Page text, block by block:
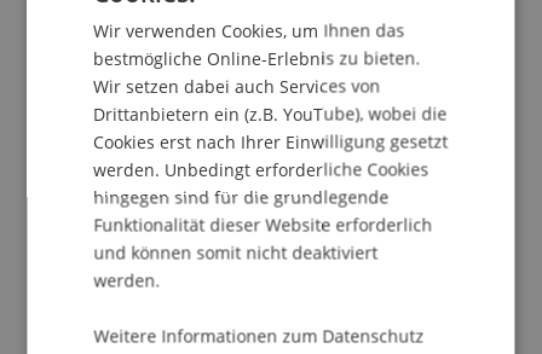
Rechtsanwaltskammer für Kärnten und der
Universität Klagenfurt (online), Klagenfurt.
Publikationsart
Wissenschaftlicher Vortrag
Prof. Dr. Bernhard Burtscher
Wir verwenden Cookies, um Ihnen das
bestmögliche Online-Erlebnis zu bieten.
Wir setzen dabei auch Services von
Drittanbietern ein (z.B. YouTube), wobei die
Cookies erst nach Ihrer Einwilligung gesetzt
werden. Unbedingt erforderliche Cookies
hingegen sind für die grundlegende
Funktionalität dieser Website erforderlich
und können somit nicht deaktiviert
werden.
Weitere Informationen zum Datenschutz